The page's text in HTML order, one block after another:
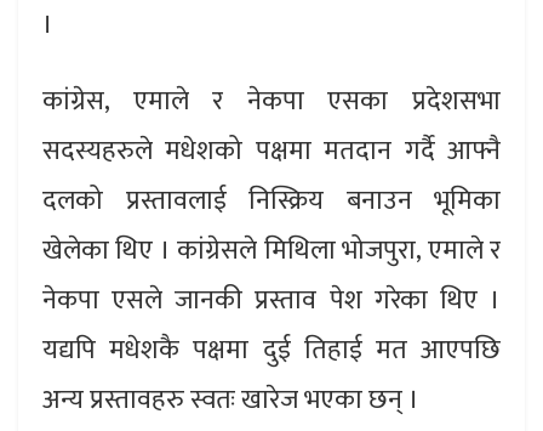
।
कांग्रेस, एमाले र नेकपा एसका प्रदेशसभा
सदस्यहरुले मधेशको पक्षमा मतदान गर्दै आफ्नै
दलको प्रस्तावलाई निस्क्रिय बनाउन भूमिका
खेलेका थिए । कांग्रेसले मिथिला भोजपुरा, एमाले र
नेकपा एसले जानकी प्रस्ताव पेश गरेका थिए ।
यद्यपि मधेशकै पक्षमा दुई तिहाई मत आएपछि
अन्य प्रस्तावहरु स्वतः खारेज भएका छन् ।